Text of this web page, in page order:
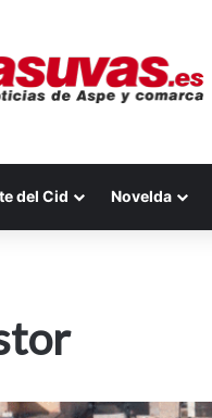
del Cid Novelda